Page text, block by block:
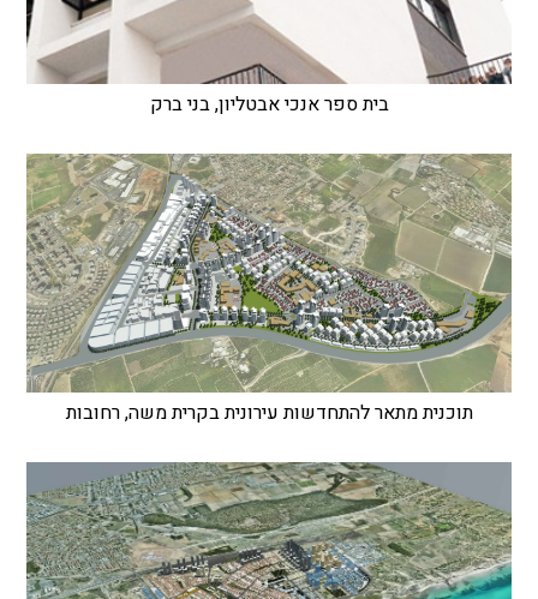
בית ספר אנכי אבטליון, בני ברק
תוכנית מתאר להתחדשות עירונית בקרית משה, רחובות